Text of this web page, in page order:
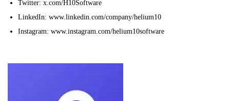
Twitter: x.com/H10Software
LinkedIn: www.linkedin.com/company/helium10
Instagram: www.instagram.com/helium10software